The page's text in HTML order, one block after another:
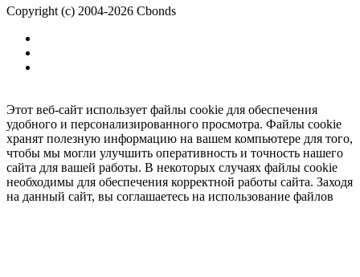
Copyright (c) 2004-2026 Cbonds
Этот веб-сайт использует файлы cookie для обеспечения
удобного и персонализированного просмотра. Файлы cookie
хранят полезную информацию на вашем компьютере для того,
чтобы мы могли улучшить оперативность и точность нашего
сайта для вашей работы. В некоторых случаях файлы cookie
необходимы для обеспечения корректной работы сайта. Заходя
на данный сайт, вы соглашаетесь на использование файлов